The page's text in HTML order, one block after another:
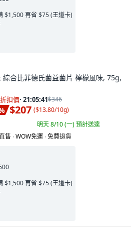
$1,500 再省 $75 (王道卡)
綜合比菲德氏菌益菌片 檸檬風味, 75g,
扣價· 21:05:40$346
$207 ($13.80/10g)
明天 8/10 (一)預計送達
售 ∙ WOW免運 ∙ 免費退貨
$1,500 再省 $75 (王道卡)